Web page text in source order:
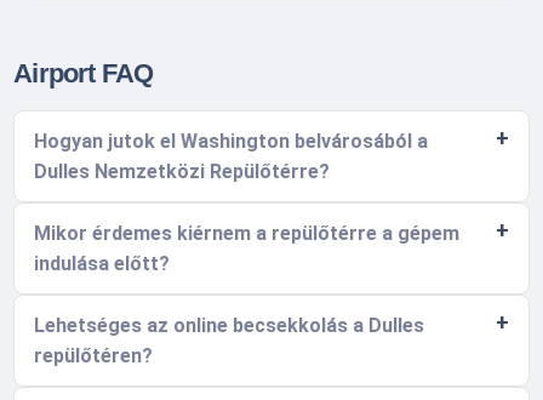
Airport FAQ
Hogyan jutok el Washington belvárosából a
Dulles Nemzetközi Repülőtérre?
Mikor érdemes kiérnem a repülőtérre a gépem
indulása előtt?
Lehetséges az online becsekkolás a Dulles
repülőtéren?